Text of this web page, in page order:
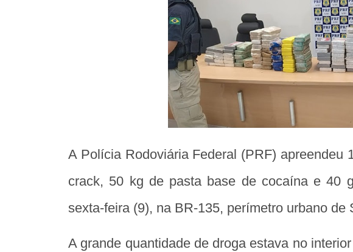
A Polícia Rodoviária Federal (PRF) apreendeu
crack, 50 kg de pasta base de cocaína e 40
sexta-feira (9), na BR-135, perímetro urbano de
A grande quantidade de droga estava no